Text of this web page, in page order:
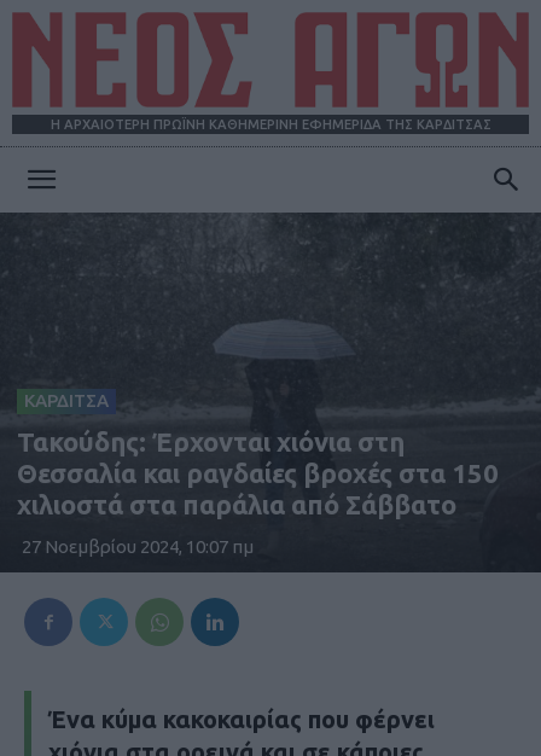
Η ΑΡΧΑΙΟΤΕΡΗ ΠΡΩΪΝΗ ΚΑΘΗΜΕΡΙΝΗ ΕΦΗΜΕΡΙΔΑ ΤΗΣ ΚΑΡΔΙΤΣΑΣ
ΚΑΡΔΙΤΣΑ
Τακούδης: Έρχονται χιόνια στη
Θεσσαλία και ραγδαίες βροχές στα 150
χιλιοστά στα παράλια από Σάββατο
27 Νοεμβρίου 2024, 10:07 πμ
Ένα κύμα κακοκαιρίας που φέρνει